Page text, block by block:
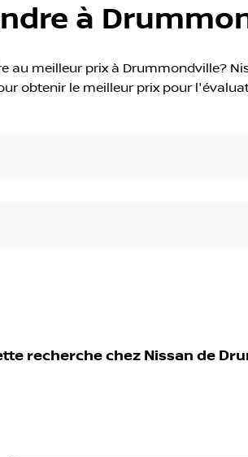
à
au meilleur prix à Drummondville?
obtenir le meilleur prix pour
recherche chez Nissan de